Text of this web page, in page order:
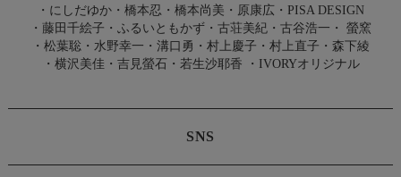
・ にしだゆか ・ 橋本忍 ・ 橋本尚美 ・ 原康広 ・ PISA DESIGN
・ 藤田千絵子 ・ ふるいともかず ・ 古荘美紀 ・ 古谷浩一 ・
螢窯
・ 松葉聡 ・ 水野幸一 ・ 溝口勇 ・ 村上慶子 ・ 村上直子 ・ 森下綾
・ 横沢美佳 ・ 吉見螢石・ 若生沙耶香 ・ IVORYオリジナル
SNS